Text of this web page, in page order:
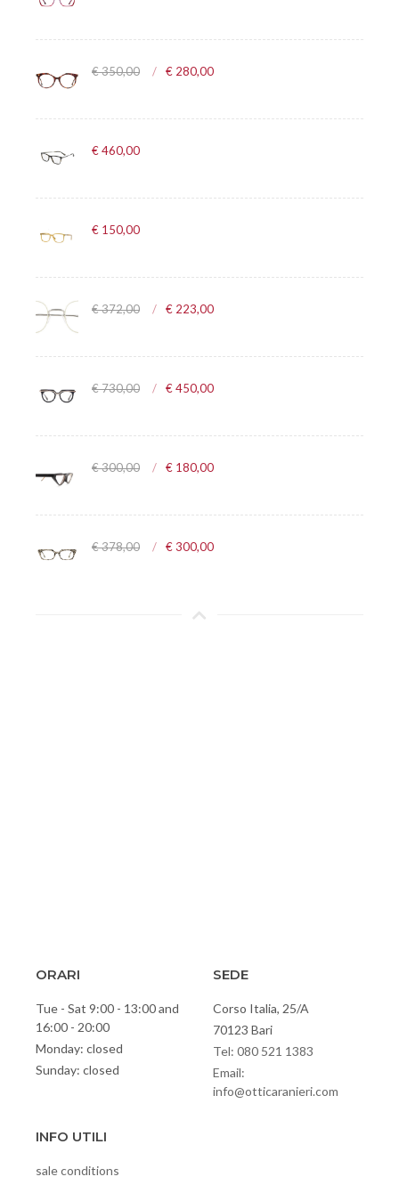
€ 350,00 € 280,00
€ 460,00
€ 150,00
€ 372,00 € 223,00
€ 730,00 € 450,00
€ 300,00 € 180,00
€ 378,00 € 300,00
ORARI
Tue - Sat 9:00 - 13:00 and
16:00 - 20:00
Monday: closed
Sunday: closed
SEDE
Corso Italia, 25/A
70123 Bari
Tel: 080 521 1383
Email:
info@otticaranieri.com
INFO UTILI
sale conditions